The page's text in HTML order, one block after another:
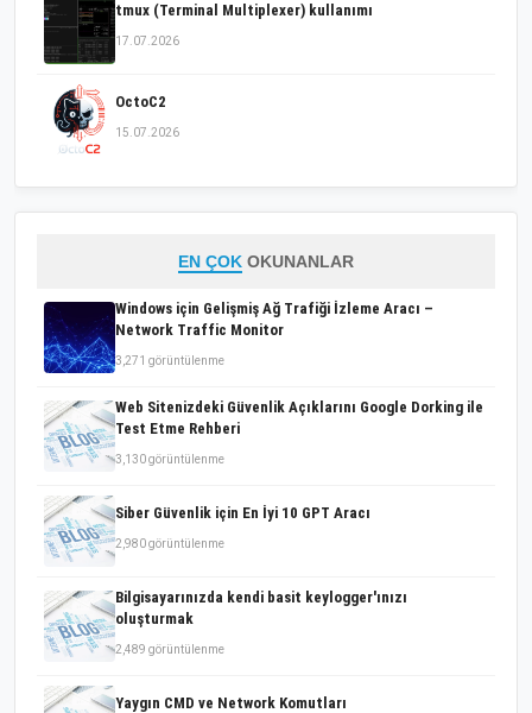
tmux (Terminal Multiplexer) kullanımı
17.07.2026
OctoC2
15.07.2026
EN ÇOK OKUNANLAR
Windows için Gelişmiş Ağ Trafiği İzleme Aracı –
Network Traffic Monitor
3,271 görüntülenme
Web Sitenizdeki Güvenlik Açıklarını Google Dorking ile
Test Etme Rehberi
3,130 görüntülenme
Siber Güvenlik için En İyi 10 GPT Aracı
2,980 görüntülenme
Bilgisayarınızda kendi basit keylogger'ınızı
oluşturmak
2,489 görüntülenme
Yaygın CMD ve Network Komutları